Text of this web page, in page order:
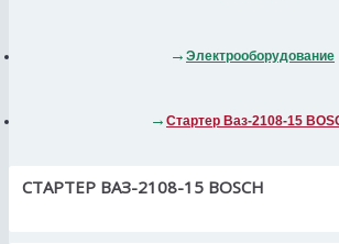
Электрооборудование
Стартер Ваз-2108-15
СТАРТЕР ВАЗ-2108-15 BOSCH